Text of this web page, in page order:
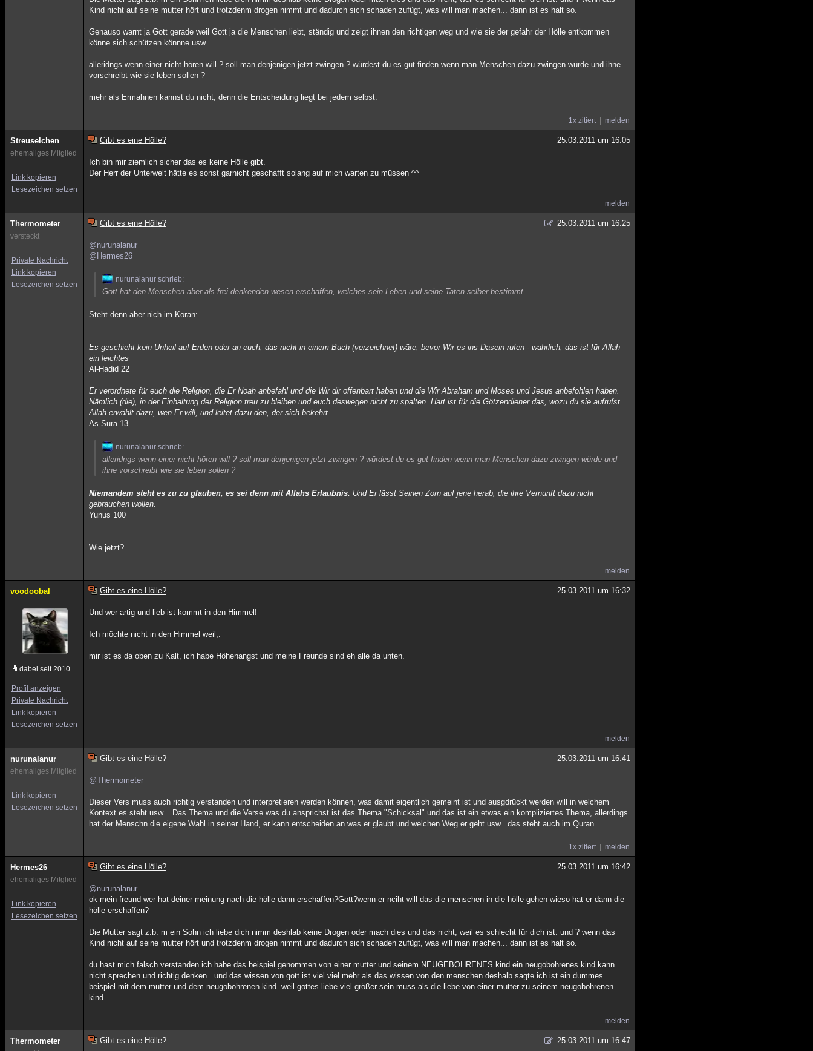
Kind nicht auf seine mutter hört und trotzdenm drogen nimmt und dadurch sich schaden zufügt, was will man machen... dann ist es halt so.
Genauso warnt ja Gott gerade weil Gott ja die Menschen liebt, ständig und zeigt ihnen den richtigen weg und wie sie der gefahr der Hölle entkommen
könne sich schützen könnne usw..
alleridngs wenn einer nicht hören will ? soll man denjenigen jetzt zwingen ? würdest du es gut finden wenn man Menschen dazu zwingen würde und ihne
vorschreibt wie sie leben sollen ?
mehr als Ermahnen kannst du nicht, denn die Entscheidung liegt bei jedem selbst.
1x zitiert melden
Streuselchen
ehemaliges Mitglied
Link kopieren
Lesezeichen setzen
Gibt es eine Hölle? 25.03.2011 um 16:05
Ich bin mir ziemlich sicher das es keine Hölle gibt.
Der Herr der Unterwelt hätte es sonst garnicht geschafft solang auf mich warten zu müssen ^^
melden
Thermometer
versteckt
Private Nachricht
Link kopieren
Lesezeichen setzen
Gibt es eine Hölle? 25.03.2011 um 16:25
@nurunalanur
@Hermes26
nurunalanur schrieb:
Gott hat den Menschen aber als frei denkenden wesen erschaffen, welches sein Leben und seine Taten selber bestimmt.
Steht denn aber nich im Koran:
Es geschieht kein Unheil auf Erden oder an euch, das nicht in einem Buch (verzeichnet) wäre, bevor Wir es ins Dasein rufen - wahrlich, das ist für Allah
ein leichtes
Al-Hadid 22
Er verordnete für euch die Religion, die Er Noah anbefahl und die Wir dir offenbart haben und die Wir Abraham und Moses und Jesus anbefohlen haben.
Nämlich (die), in der Einhaltung der Religion treu zu bleiben und euch deswegen nicht zu spalten. Hart ist für die Götzendiener das, wozu du sie aufrufst.
Allah erwählt dazu, wen Er will, und leitet dazu den, der sich bekehrt.
As-Sura 13
nurunalanur schrieb:
alleridngs wenn einer nicht hören will ? soll man denjenigen jetzt zwingen ? würdest du es gut finden wenn man Menschen dazu zwingen würde und
ihne vorschreibt wie sie leben sollen ?
Niemandem steht es zu zu glauben, es sei denn mit Allahs Erlaubnis. Und Er lässt Seinen Zorn auf jene herab, die ihre Vernunft dazu nicht
gebrauchen wollen.
Yunus 100
Wie jetzt?
melden
voodoobal
dabei seit 2010
Profil anzeigen
Private Nachricht
Link kopieren
Lesezeichen setzen
Gibt es eine Hölle? 25.03.2011 um 16:32
Und wer artig und lieb ist kommt in den Himmel!
Ich möchte nicht in den Himmel weil,:
mir ist es da oben zu Kalt, ich habe Höhenangst und meine Freunde sind eh alle da unten.
melden
nurunalanur
ehemaliges Mitglied
Link kopieren
Lesezeichen setzen
Gibt es eine Hölle? 25.03.2011 um 16:41
@Thermometer
Dieser Vers muss auch richtig verstanden und interpretieren werden können, was damit eigentlich gemeint ist und ausgdrückt werden will in welchem
Kontext es steht usw... Das Thema und die Verse was du ansprichst ist das Thema "Schicksal" und das ist ein etwas ein kompliziertes Thema, allerdings
hat der Menschn die eigene Wahl in seiner Hand, er kann entscheiden an was er glaubt und welchen Weg er geht usw.. das steht auch im Quran.
1x zitiert melden
Hermes26
ehemaliges Mitglied
Link kopieren
Lesezeichen setzen
Gibt es eine Hölle? 25.03.2011 um 16:42
@nurunalanur
ok mein freund wer hat deiner meinung nach die hölle dann erschaffen?Gott?wenn er nciht will das die menschen in die hölle gehen wieso hat er dann die
hölle erschaffen?
Die Mutter sagt z.b. m ein Sohn ich liebe dich nimm deshlab keine Drogen oder mach dies und das nicht, weil es schlecht für dich ist. und ? wenn das
Kind nicht auf seine mutter hört und trotzdenm drogen nimmt und dadurch sich schaden zufügt, was will man machen... dann ist es halt so.
du hast mich falsch verstanden ich habe das beispiel genommen von einer mutter und seinem NEUGEBOHRENES kind ein neugobohrenes kind kann
nicht sprechen und richtig denken...und das wissen von gott ist viel viel mehr als das wissen von den menschen deshalb sagte ich ist ein dummes
beispiel mit dem mutter und dem neugobohrenen kind..weil gottes liebe viel größer sein muss als die liebe von einer mutter zu seinem neugobohrenen
kind..
melden
Thermometer Gibt es eine Hölle? 25.03.2011 um 16:47